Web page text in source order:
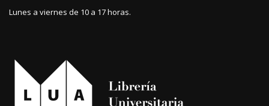
Lunes a viernes de 10 a 17 horas.